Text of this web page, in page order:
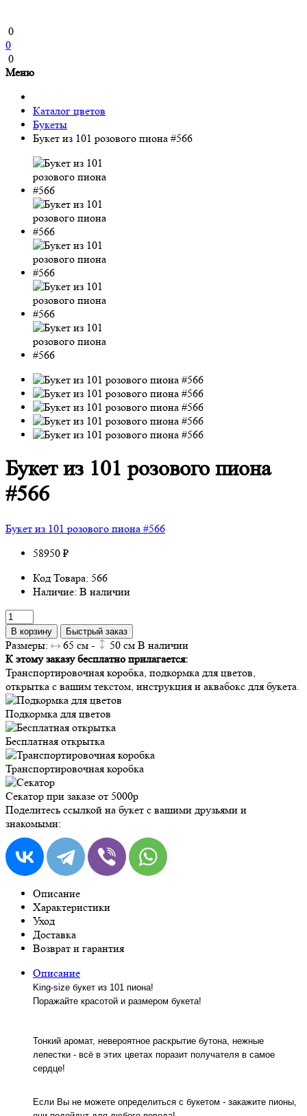
0
0
0
Меню
Каталог цветов
Букеты
Букет из 101 розового пиона #566
Букет из 101 розового пиона
#566
Букет из 101 розового пиона #566
58950 ₽
Код Товара: 566
Наличие: В наличии
В корзину Быстрый заказ
Размеры: 65 см - 50 см В наличии
К этому заказу бесплатно прилагается:
Транспортировочная коробка, подкормка для цветов,
открытка с вашим текстом, инструкция и аквабокс для букета.
Подкормка для цветов
Бесплатная открытка
Транспортировочная коробка
Секатор при заказе от 5000р
Поделитесь ссылкой на букет с вашими друзьями и
знакомыми:
Описание
Характеристики
Уход
Доставка
Возврат и гарантия
Описание
King-size букет из 101 пиона!
Поражайте красотой и размером букета!
Тонкий аромат, невероятное раскрытие бутона, нежные
лепестки - всё в этих цветах поразит получателя в самое
сердце!
Если Вы не можете определиться с букетом - закажите пионы,